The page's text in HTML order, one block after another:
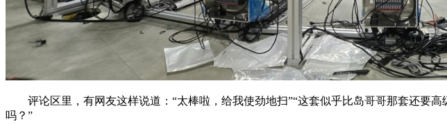
评论区里，有网友这样说道：“太棒啦，给我使劲地扫”“这套似乎比岛哥哥那套还要
吗？”